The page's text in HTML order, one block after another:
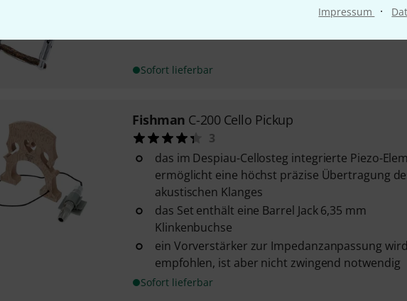
Impressum ·
6,3 mm Carpenter-Style Klinkenbuchse mit
Sofort lieferbar
Fishman C-200 Cello Pickup
3
das im Despiau-Cellosteg integrierte Piezo-
ermöglicht eine höchst präzise Übertragung
akustischen Klanges
das Set enthält eine Barrel Jack 6,35 mm
Klinkenbuchse
ein Vorverstärker zur Impedanzanpassung wird
empfohlen, ist aber nicht zwingend notwendig
Sofort lieferbar